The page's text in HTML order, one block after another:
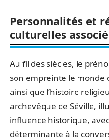
Personnalités et
culturelles
Au fil des siècles, le
son empreinte le monde
ainsi que l’histoire
archevêque de Séville,
influence historique,
déterminante à la